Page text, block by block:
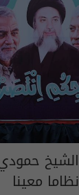
الشيخ
نظاما معينا